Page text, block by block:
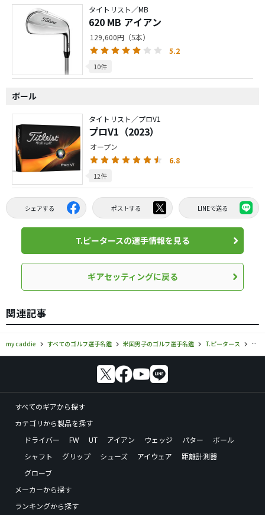
タイトリスト／MB
620 MB アイアン
129,600円（5本）
5.2
10件
ボール
タイトリスト／プロV1
プロV1（2023）
オープン
6.8
12件
シェアする ポストする LINEで送る
T.ピータースの選手情報を見る
ギアセッティングに戻る
関連記事
my caddie すべてのゴルフ選手名鑑 米国男子のゴルフ選手名鑑 T.ピータース T.ピ
すべてのギアから探す
カテゴリから製品を探す
ドライバー
FW UT アイアン ウェッジ パター
ボール
シャフト
グリップ シューズ アイウェア
距離計測器
グローブ
メーカーから探す
ランキングから探す